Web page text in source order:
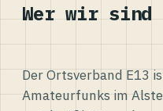
Wer wir sind
Der Ortsverband E13
Amateurfunks im